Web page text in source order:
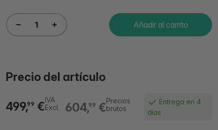
Añadir al carrito
Precio del artículo
604,99 €Precios
brutos
499,99 €IVA
Excl.
Entrega en 4
días